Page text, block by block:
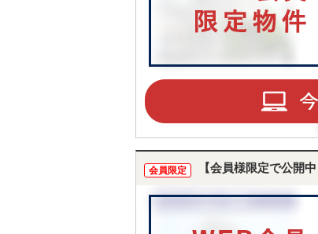
会員限定 【会員様限定で公開中